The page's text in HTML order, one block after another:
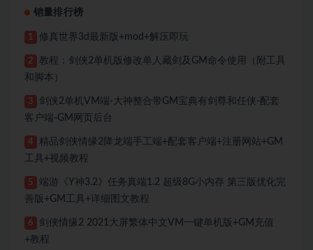
销量排行榜
1 修真世界3d最新版+mod+解压即玩
2
教程：剑侠2单机版修改单人藏剑及GM命令使用（附工具
和脚本）
3
剑侠2单机VM端-大神整合带GM宝典有剑尊和任侠-配套
客户端-GM网页后台
4
精品剑侠情缘2降龙端手工端+配套客户端+注册网站+GM
工具+视频教程
5
端游《Y神3.2》任务真端1.2 超级8G小内存 第三版优化完
善版+GM工具+详细图文教程
6
剑侠情缘2 2021大屏繁体中文VM一键单机版+GM充值
+教程